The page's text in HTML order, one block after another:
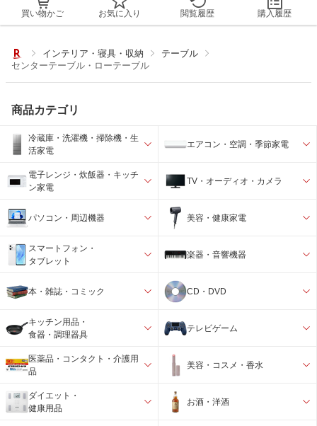
買い物かご お気に入り 閲覧履歴 購入履歴
インテリア・寝具・収納
テーブル
センターテーブル・ローテーブル
商品カテゴリ
冷蔵庫・洗濯機・掃除機・生
活家電
エアコン・空調・季節家電
電子レンジ・炊飯器・キッチ
ン家電
TV・オーディオ・カメラ
パソコン・周辺機器 美容・健康家電
スマートフォン・
タブレット
楽器・音響機器
本・雑誌・コミック CD・DVD
キッチン用品・
食器・調理器具
テレビゲーム
医薬品・コンタクト・介護用
品
美容・コスメ・香水
ダイエット・
健康用品
お酒・洋酒